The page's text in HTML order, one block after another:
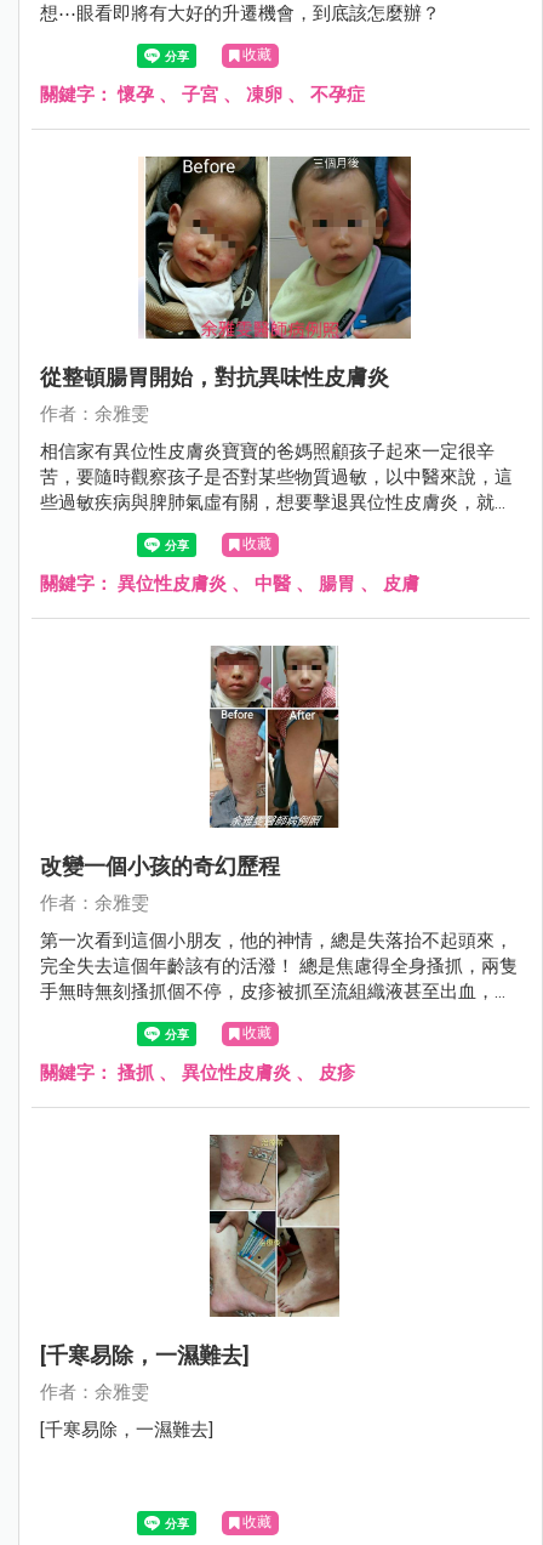
想⋯眼看即將有大好的升遷機會，到底該怎麼辦？
收藏
關鍵字：懷孕 、 子宮 、 凍卵 、 不孕症
從整頓腸胃開始，對抗異味性皮膚炎
作者：余雅雯
相信家有異位性皮膚炎寶寶的爸媽照顧孩子起來一定很辛
苦，要隨時觀察孩子是否對某些物質過敏，以中醫來說，這
些過敏疾病與脾肺氣虛有關，想要擊退異位性皮膚炎，就要
從照顧腸胃做起，附上一張近日診療的一名小男童，經過3
個月的持續追蹤治療，皮膚改善許多。
收藏
關鍵字： 異位性皮膚炎 、 中醫 、 腸胃 、 皮膚
改變一個小孩的奇幻歷程
作者：余雅雯
第一次看到這個小朋友，他的神情，總是失落抬不起頭來，
完全失去這個年齡該有的活潑！ 總是焦慮得全身搔抓，兩隻
手無時無刻搔抓個不停，皮疹被抓至流組織液甚至出血，四
肢及額頭總是包著紗布，母親很心疼的跟我說：在學校都會
被排斥，很怕別人異樣的眼光……
收藏
關鍵字： 搔抓 、 異位性皮膚炎 、 皮疹
[千寒易除，一濕難去]
作者：余雅雯
[千寒易除，一濕難去]
收藏